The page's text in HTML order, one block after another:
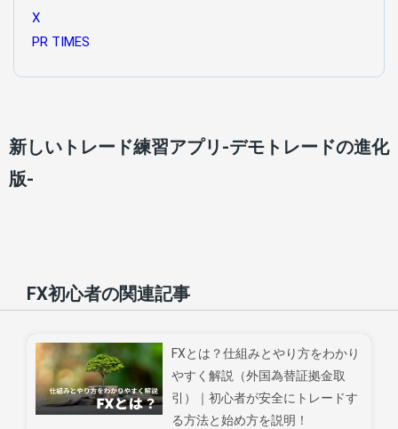
X
PR TIMES
新しいトレード練習アプリ-デモトレードの進化
版-
FX初心者の関連記事
FXとは？仕組みとやり方をわかり
やすく解説（外国為替証拠金取
引）｜初心者が安全にトレードす
る方法と始め方を説明！